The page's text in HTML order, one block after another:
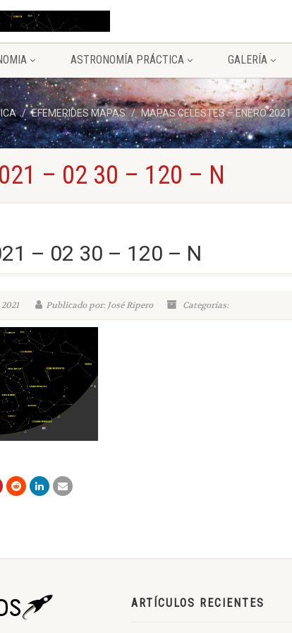
ASTRONOMÍA PRÁCTICA GALERÍA
EFEMERIDES MAPAS MAPAS CELESTES – ENERO 2021
– 02 30 – 120 – N
– 02 30 – 120 – N
Publicado por: José Ripero Categorías:
ARTÍCULOS RECIENTES